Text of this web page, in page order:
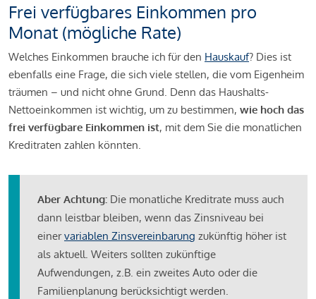
Frei verfügbares Einkommen pro
Monat (mögliche Rate)
Welches Einkommen brauche ich für den Hauskauf? Dies ist
ebenfalls eine Frage, die sich viele stellen, die vom Eigenheim
träumen – und nicht ohne Grund. Denn das Haushalts-
Nettoeinkommen ist wichtig, um zu bestimmen, wie hoch das
frei verfügbare Einkommen ist, mit dem Sie die monatlichen
Kreditraten zahlen könnten.
Aber Achtung: Die monatliche Kreditrate muss auch
dann leistbar bleiben, wenn das Zinsniveau bei
einervariablen Zinsvereinbarung zukünftig höher ist
als aktuell. Weiters sollten zukünftige
Aufwendungen, z.B. ein zweites Auto oder die
Familienplanung berücksichtigt werden.